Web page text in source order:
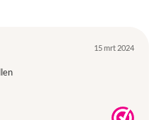
15 mrt 2024